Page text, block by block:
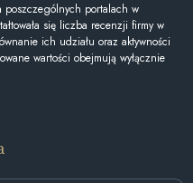
portalach w
się liczba recenzji firmy w
ich udziału oraz aktywności
wartości obejmują wyłącznie